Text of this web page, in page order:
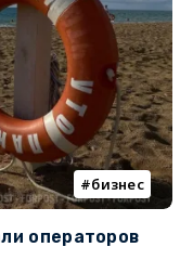
бизнес
операторов